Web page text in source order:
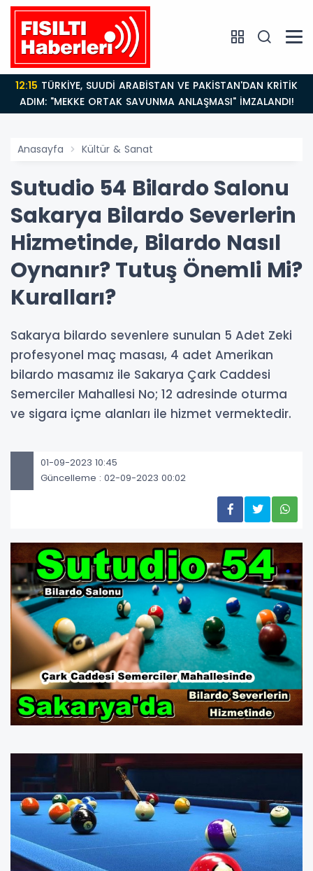
12:15
ADIM: "MEKKE ORTAK SAVUNMA ANLAŞMASI" İMZALANDI!
Anasayfa Kültür & Sanat
Sutudio 54 Bilardo Salonu
Sakarya Bilardo Severlerin
Hizmetinde, Bilardo Nasıl
Oynanır? Tutuş Önemli Mi?
Kuralları?
Sakarya bilardo sevenlere sunulan 5 Adet Zeki
profesyonel maç masası, 4 adet Amerikan
bilardo masamız ile Sakarya Çark Caddesi
Semerciler Mahallesi No; 12 adresinde oturma
ve sigara içme alanları ile hizmet vermektedir.
01-09-2023 10:45
Güncelleme : 02-09-2023 00:02